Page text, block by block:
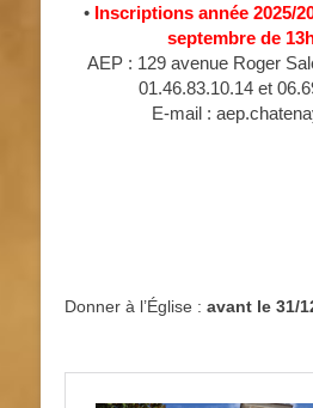
• Inscriptions année 2025/
septembre de
AEP : 129 avenue Roger
01.46.83.10.14 et
E-mail :
Donner à l’Église : avant le 31/